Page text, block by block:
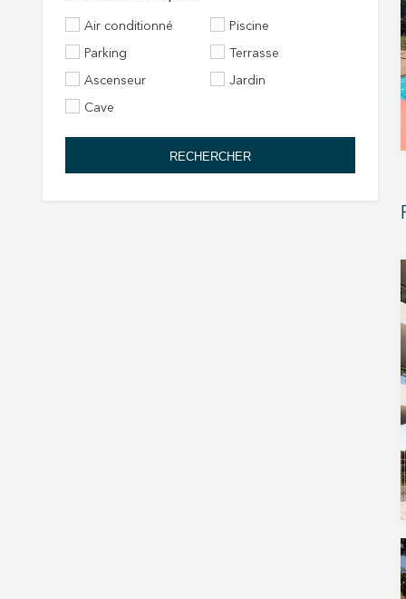
Air conditionné Piscine
Parking Terrasse
Ascenseur Jardin
Cave
RECHERCHER